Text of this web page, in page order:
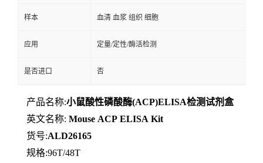
样本 血清 血浆 组织 细胞
应用 定量/定性/酶活检测
是否进口 否
产品名称:小鼠酸性磷酸酶(ACP)ELISA检测试剂盒
英文名称: Mouse ACP ELISA Kit
货号:ALD26165
规格:96T/48T